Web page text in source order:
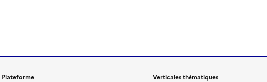
Plateforme
Verticales thématiques